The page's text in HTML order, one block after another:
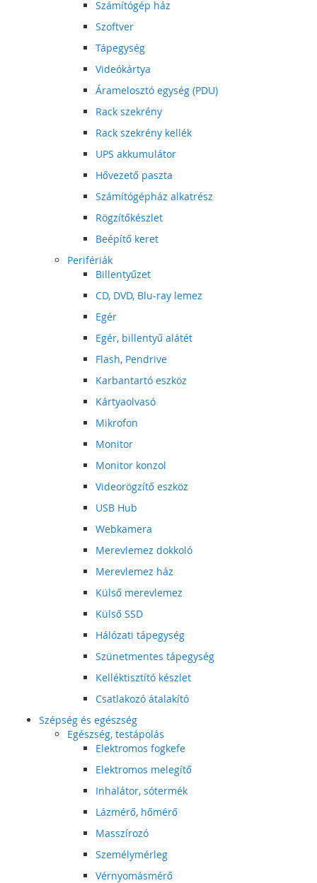
Számítógép ház
Szoftver
Tápegység
Videókártya
Áramelosztó egység (PDU)
Rack szekrény
Rack szekrény kellék
UPS akkumulátor
Hővezető paszta
Számítógépház alkatrész
Rögzítőkészlet
Beépítő keret
Perifériák
Billentyűzet
CD, DVD, Blu-ray lemez
Egér
Egér, billentyű alátét
Flash, Pendrive
Karbantartó eszköz
Kártyaolvasó
Mikrofon
Monitor
Monitor konzol
Videorögzítő eszköz
USB Hub
Webkamera
Merevlemez dokkoló
Merevlemez ház
Külső merevlemez
Külső SSD
Hálózati tápegység
Szünetmentes tápegység
Kelléktisztító készlet
Csatlakozó átalakító
Szépség és egészség
Egészség, testápolás
Elektromos fogkefe
Elektromos melegítő
Inhalátor, sótermék
Lázmérő, hőmérő
Masszírozó
Személymérleg
Vérnyomásmérő